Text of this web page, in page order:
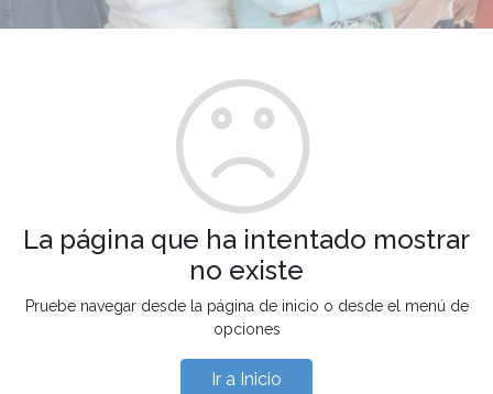
La página que ha intentado mostrar
no existe
Pruebe navegar desde la página de inicio o desde el menú de
opciones
Ir a Inicio